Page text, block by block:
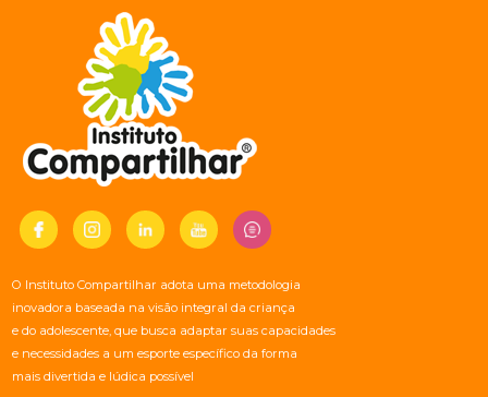
O Instituto Compartilhar adota uma metodologia
inovadora baseada na visão integral da criança
e do adolescente, que busca adaptar suas capacidades
e necessidades a um esporte específico da forma
mais divertida e lúdica possível